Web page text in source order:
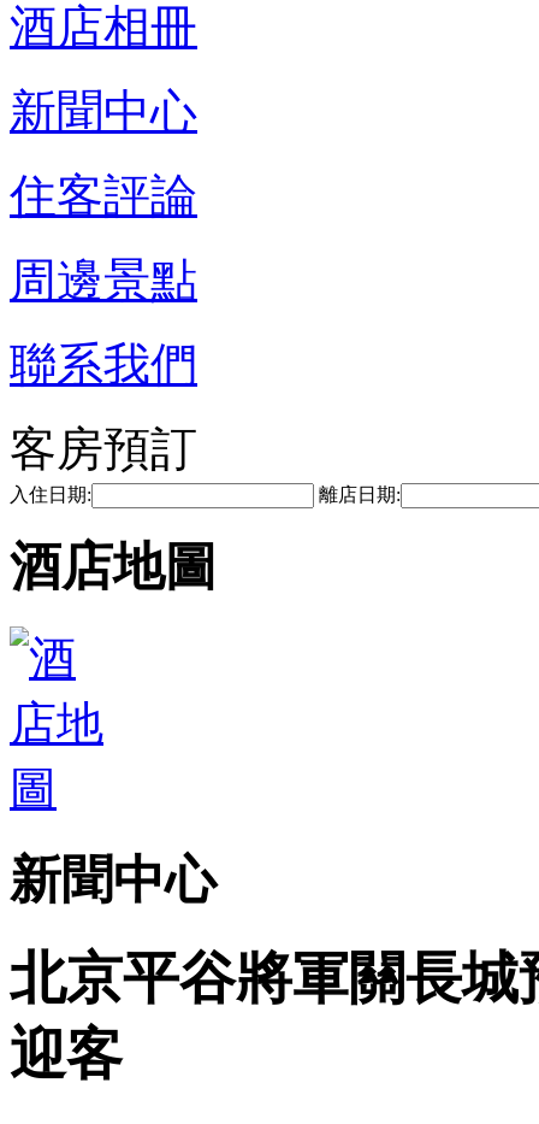
酒店相冊
新聞中心
住客評論
周邊景點
聯系我們
客房預訂
入住日期: 離店日期:
酒店地圖
新聞中心
北京平谷將軍關長城
迎客